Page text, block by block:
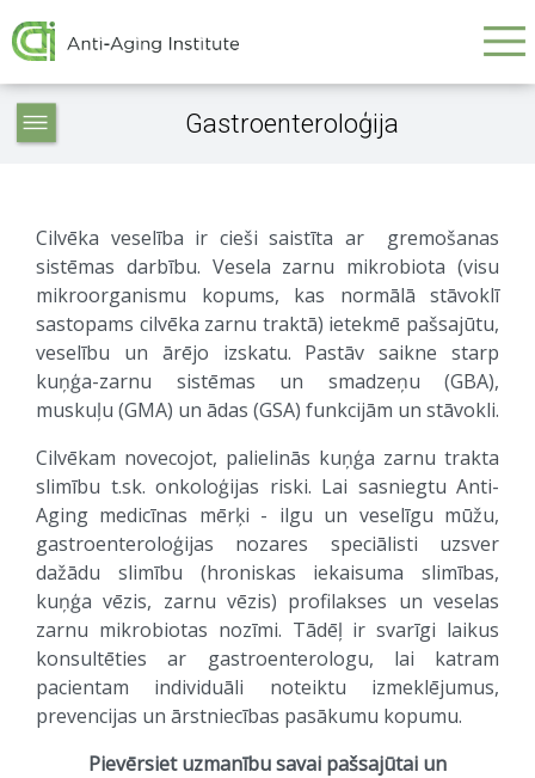
Galvenā
navigācija
Service
articles
Gastroenteroloģija
Cilvēka veselība ir cieši saistīta ar gremošanas
sistēmas darbību. Vesela zarnu mikrobiota (visu
mikroorganismu kopums, kas normālā stāvoklī
sastopams cilvēka zarnu traktā) ietekmē pašsajūtu,
veselību un ārējo izskatu. Pastāv saikne starp
kuņģa-zarnu sistēmas un smadzeņu (GBA),
muskuļu (GMA) un ādas (GSA) funkcijām un stāvokli.
Cilvēkam novecojot, palielinās kuņģa zarnu trakta
slimību t.sk. onkoloģijas riski. Lai sasniegtu Anti-
Aging medicīnas mērķi - ilgu un veselīgu mūžu,
gastroenteroloģijas nozares speciālisti uzsver
dažādu slimību (hroniskas iekaisuma slimības,
kuņģa vēzis, zarnu vēzis) profilakses un veselas
zarnu mikrobiotas nozīmi. Tādēļ ir svarīgi laikus
konsultēties ar gastroenterologu, lai katram
pacientam individuāli noteiktu izmeklējumus,
prevencijas un ārstniecības pasākumu kopumu.
Pievērsiet uzmanību savai pašsajūtai un